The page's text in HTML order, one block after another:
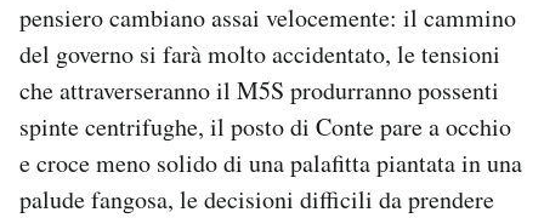
pensiero cambiano assai velocemente: il cammino
del governo si farà molto accidentato, le tensioni
che attraverseranno il M5S produrranno possenti
spinte centrifughe, il posto di Conte pare a occhio
e croce meno solido di una palafitta piantata in una
palude fangosa, le decisioni difficili da prendere